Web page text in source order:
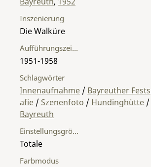
Einstellungsgröße
Totale
Farbmodus
Inszenierung
Die Walküre
Aufführungszeitraum
1951-1958
Schlagwörter
Innenaufnahme / Bayreuther
afie / Szenenfoto / Hundinghütte /
Bayreuth